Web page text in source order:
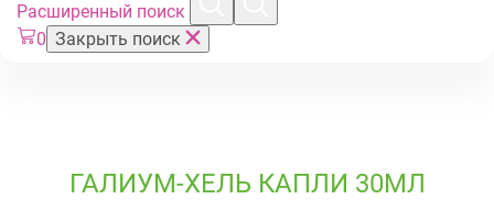
Расширенный поиск
0 Закрыть поиск
ГАЛИУМ-ХЕЛЬ КАПЛИ 30МЛ